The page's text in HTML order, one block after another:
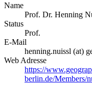
Name
Prof. Dr. Henning
Status
Prof.
E-Mail
henning.nuissl (at)
Web Adresse
https://
berlin.de/Members/